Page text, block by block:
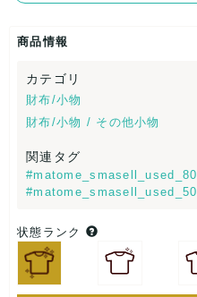
商品情報
カテゴリ
財布/小物
財布/小物 / その他小物
関連タグ
#matome_smasell_used_80
#matome_smasell_used_50
状態ランク